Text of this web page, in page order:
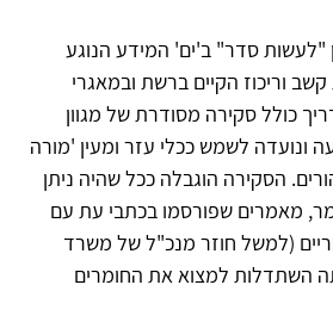
"לעשות סדר" ב'ים' המידע הנוגע
וריכוז הקיים ברשת ובמאגרי
כולל סקירה מסודרת של מגוון
ונועדה לשמש ככלי עזר ומעין 'מורה
הסקירה הוגבלה ככל שהיה ניתן
מאמרים שפורסמו בכתבי עת עם
(למשל חוזר מנכ"ל של משרד
השתדלות למצוא את החומרים